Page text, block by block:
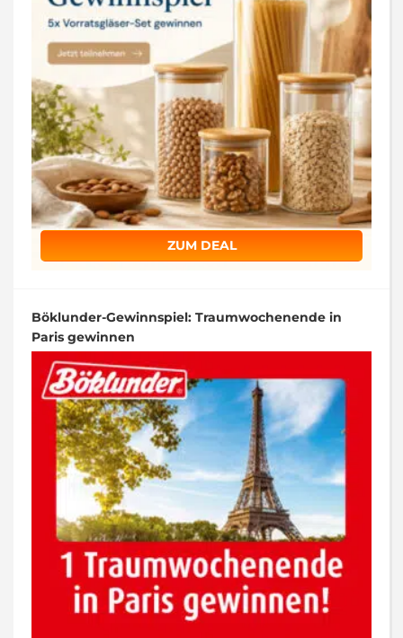
ZUM DEAL
Böklunder-Gewinnspiel: Traumwochenende in
Paris gewinnen